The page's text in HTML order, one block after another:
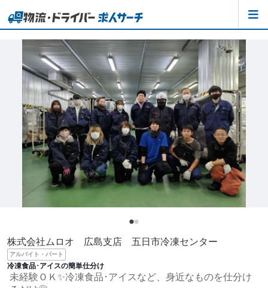
株式会社ムロオ 広島支店 五日市冷凍センター
アルバイト・パート
冷凍食品･アイスの簡単仕分け
未経験ＯＫ✨冷凍食品･アイスなど、身近なものを仕分け